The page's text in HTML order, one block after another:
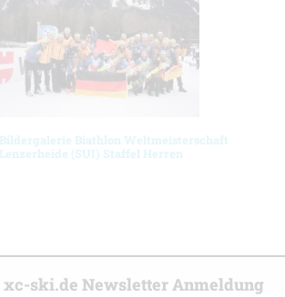
Bildergalerie Biathlon Weltmeisterschaft
Lenzerheide (SUI) Staffel Herren
xc-ski.de Newsletter Anmeldung